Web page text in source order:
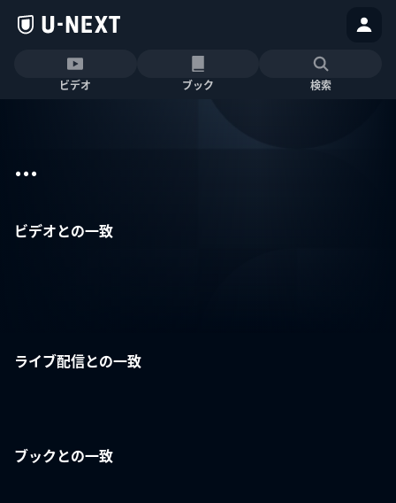
ビデオ ブック 検索
...
ビデオとの一致
ライブ配信との一致
ブックとの一致